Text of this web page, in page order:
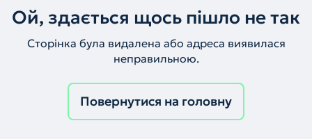
Ой, здається щось пішло не так
Сторінка була видалена або адреса виявилася
неправильною.
Повернутися на головну